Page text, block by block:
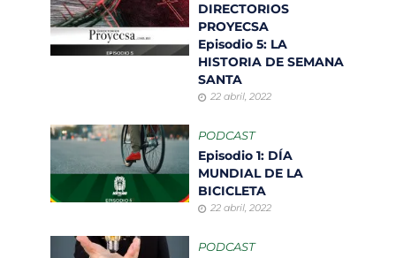
DIRECTORIOS
PROYECSA
Episodio 5: LA
HISTORIA DE SEMANA
SANTA
22 abril, 2022
PODCAST
Episodio 1: DÍA
MUNDIAL DE LA
BICICLETA
22 abril, 2022
PODCAST